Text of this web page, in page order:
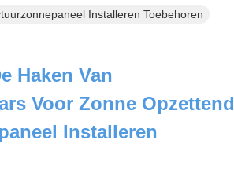
Installeren Toebehoren
Haken Van
Voor Zonne Opzettend
Installeren